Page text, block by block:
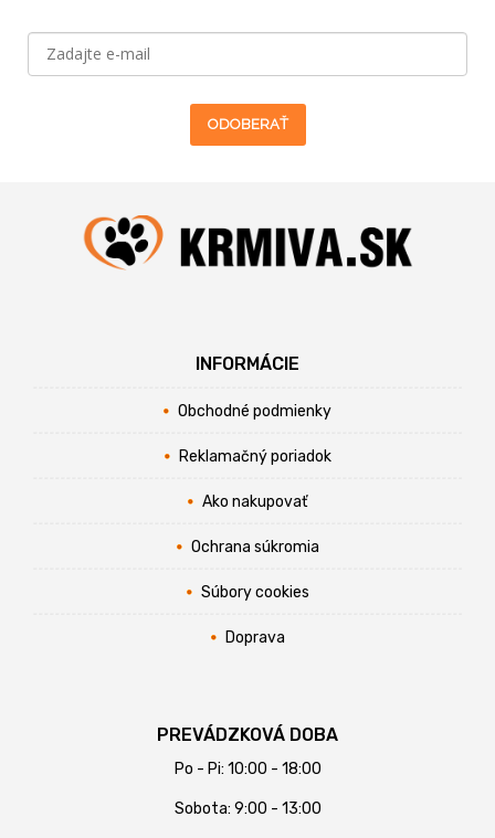
ODOBERAŤ
INFORMÁCIE
Obchodné podmienky
Reklamačný poriadok
Ako nakupovať
Ochrana súkromia
Súbory cookies
Doprava
PREVÁDZKOVÁ DOBA
Po - Pi: 10:00 - 18:00
Sobota: 9:00 - 13:00